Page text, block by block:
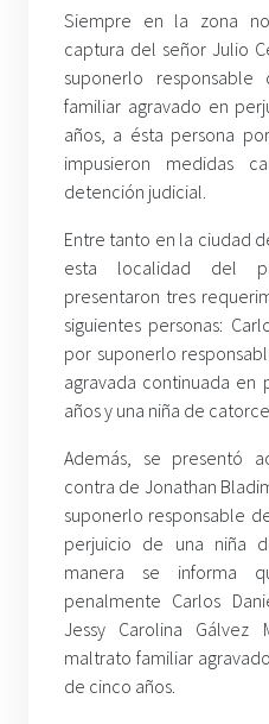
Siempre en la zona
captura del señor Julio
suponerlo
familiar agravado en
años, a ésta persona
impusieron medidas
detención judicial.
Entre tanto en la ciudad
esta localidad del
presentaron tres
siguientes personas:
por suponerlo
agravada continuada
años y una niña de
Además, se presentó
contra de Jonathan
suponerlo responsable
perjuicio de una niña
manera se informa
penalmente Carlos
Jessy Carolina
maltrato familiar
de cinco años.